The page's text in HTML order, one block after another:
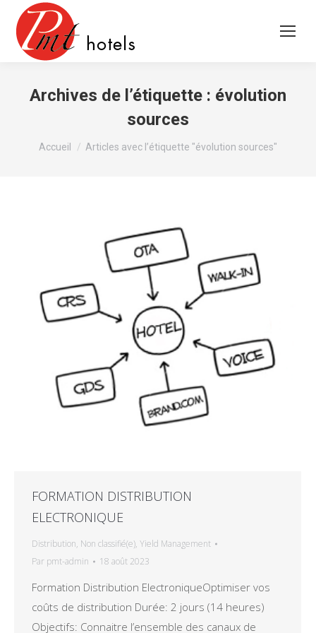
Archives de l’étiquette : évolution
sources
Vous êtes ici :
Accueil Articles avec l’étiquette "évolution sources"
FORMATION DISTRIBUTION
ELECTRONIQUE
Distribution, Non classifié(e), Yield Management
Par pmt-admin 18 août 2023
Formation Distribution ElectroniqueOptimiser vos
coûts de distribution Durée: 2 jours (14 heures)
Objectifs: Connaitre l’ensemble des canaux de